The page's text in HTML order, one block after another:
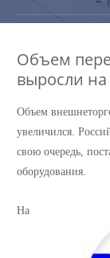
Объем
выросли на
Объем
увеличился.
свою очередь,
оборудования.
На